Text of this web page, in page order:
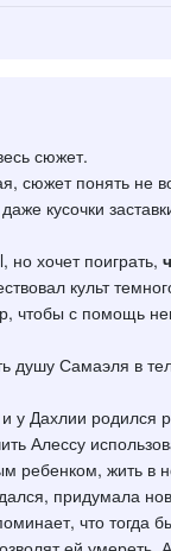
сюжет.
сюжет понять
кусочки
хочет поиграть,
культ
с помощь
душу Самаэля в
у Дахлии
Алессу
ребенком, жить в
придумала
что тогда